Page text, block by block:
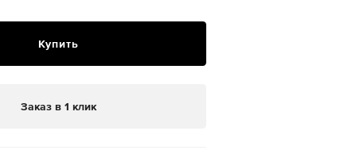
Купить
Заказ в 1 клик